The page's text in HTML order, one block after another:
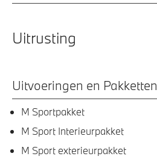
Uitrusting
Uitvoeringen en Pakketten
M Sportpakket
M Sport Interieurpakket
M Sport exterieurpakket